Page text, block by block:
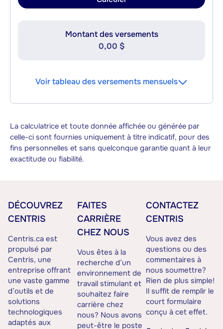
Montant des versements
0,00 $
Voir tableau des versements mensuels
La calculatrice et toute donnée affichée ou générée par
celle-ci sont fournies uniquement à titre indicatif, pour des
fins personnelles et sans quelconque garantie quant à leur
exactitude ou fiabilité.
DÉCOUVREZ
CENTRIS
Centris.ca est
propulsé par
Centris, une
entreprise offrant
une vaste gamme
d’outils et de
solutions
technologiques
adaptés aux
FAITES
CARRIÈRE
CHEZ NOUS
Vous êtes à la
recherche d’un
environnement de
travail stimulant et
souhaitez faire
carrière chez
nous? Nous avons
peut-être le poste
CONTACTEZ
CENTRIS
Vous avez des
questions ou des
commentaires à
nous soumettre?
Rien de plus simple!
Il suffit de remplir le
court formulaire
conçu à cet effet.